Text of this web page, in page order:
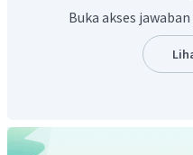
Oleh karena itu, hanya
Jadi, jawaban yang paling
Buka akses